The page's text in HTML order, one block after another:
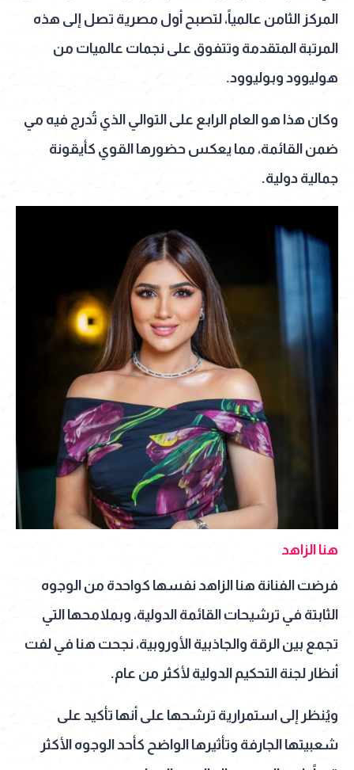
المركز الثامن عالمياً، لتصبح أول مصرية تصل إلى هذه
المرتبة المتقدمة وتتفوق على نجمات عالميات من
هوليوود وبوليوود.
وكان هذا هو العام الرابع على التوالي الذي تُدرج فيه مي
ضمن القائمة، مما يعكس حضورها القوي كأيقونة
جمالية دولية.
هنا الزاهد
فرضت الفنانة هنا الزاهد نفسها كواحدة من الوجوه
الثابتة في ترشيحات القائمة الدولية، وبملامحها التي
تجمع بين الرقة والجاذبية الأوروبية، نجحت هنا في لفت
أنظار لجنة التحكيم الدولية لأكثر من عام.
ويُنظر إلى استمرارية ترشحها على أنها تأكيد على
شعبيتها الجارفة وتأثيرها الواضح كأحد الوجوه الأكثر